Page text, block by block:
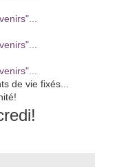
de vie fixés...